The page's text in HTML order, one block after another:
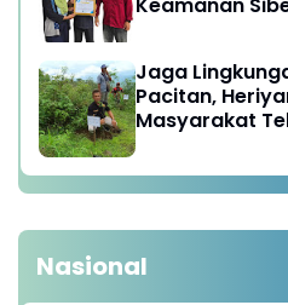
Jaga
Pacitan,
Masyarakat
Nasional